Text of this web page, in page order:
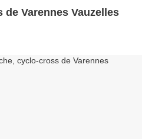
Varennes Vauzelles